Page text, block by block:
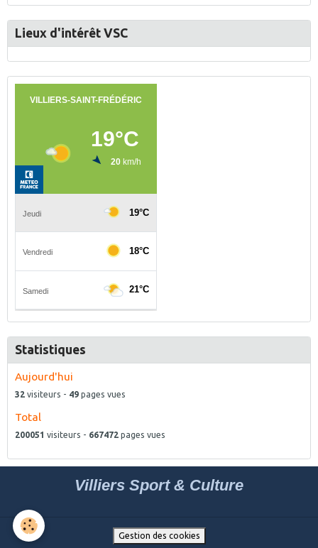
Lieux d'intérêt VSC
Statistiques
Aujourd'hui
32 visiteurs - 49 pages vues
Total
200051 visiteurs - 667472 pages vues
Villiers Sport & Culture
Gestion des cookies